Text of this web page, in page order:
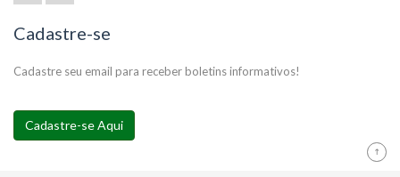
Cadastre-se
Cadastre seu email para receber boletins informativos!
Cadastre-se Aqui